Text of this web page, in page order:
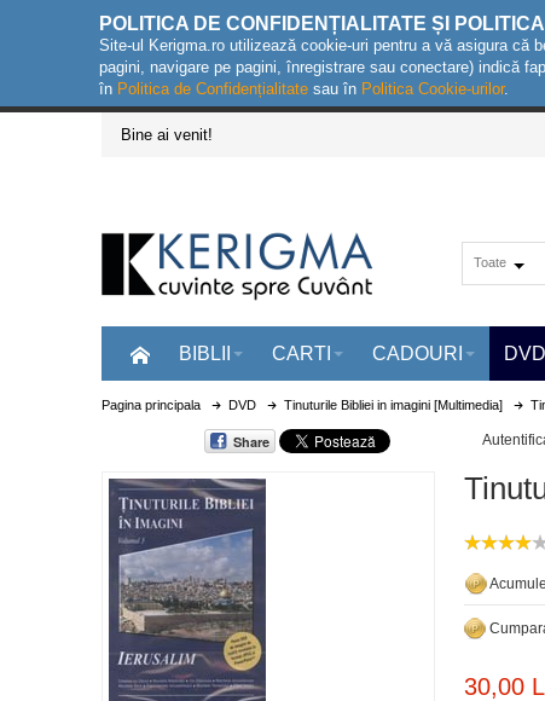
POLITICA DE CONFIDENȚIALITATE ȘI
Site-ul Kerigma.ro utilizează cookie-uri pentru a vă asigura că
pagini, navigare pe pagini, înregistrare sau conectare) indică
în Politica de Confidențialitate sau în Politica Cookie-urilor.
Bine ai venit!
Toate
BIBLII CARTI CADOURI DVD
Pagina principala DVD Tinuturile Bibliei in imagini [Multimedia]
Share
30,00